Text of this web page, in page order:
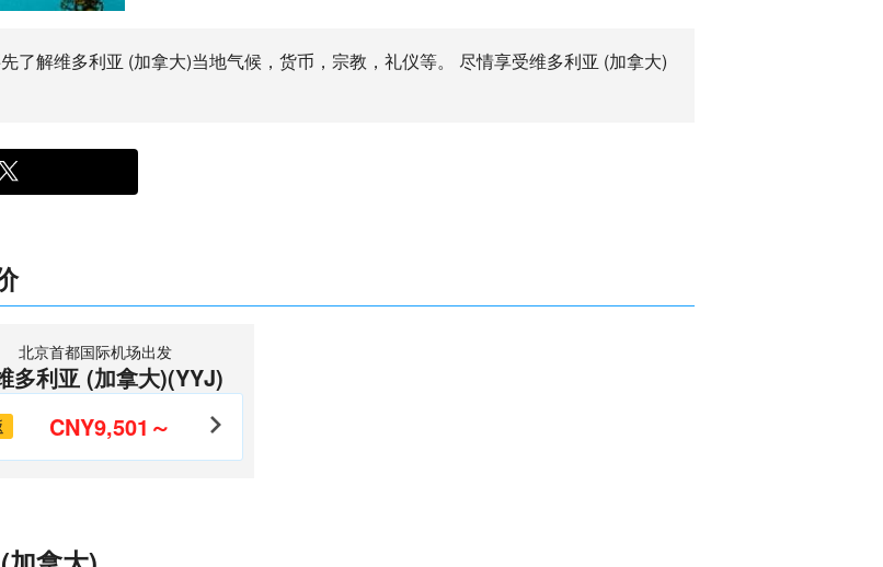
了解维多利亚 (加拿大)当地气候，货币，宗教，礼仪等。 尽情享受维多利亚 (加拿大)
北京首都国际机场出发
多利亚 (加拿大)(YYJ)
CNY9,501～